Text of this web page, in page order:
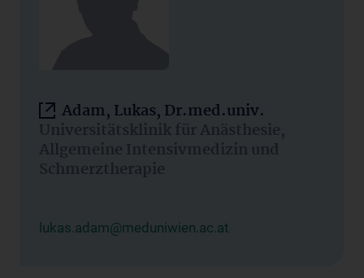
Adam, Lukas, Dr.med.univ.
Universitätsklinik für Anästhesie,
Allgemeine Intensivmedizin und
Schmerztherapie
lukas.adam@meduniwien.ac.at